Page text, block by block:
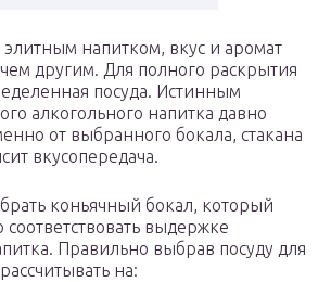
элитным напитком, вкус и аромат
другим. Для полного раскрытия
посуда. Истинным
алкогольного напитка давно
от выбранного бокала, стакана
вкусопередача.
коньячный бокал, который
соответствовать выдержке
Правильно выбрав посуду для
на: